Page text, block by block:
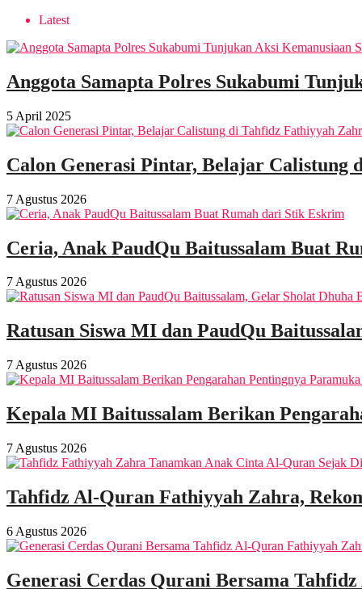
Latest
Anggota Samapta Polres Sukabumi
5 April 2025
Calon Generasi Pintar, Belajar Calistung
7 Agustus 2026
Ceria, Anak PaudQu Baitussalam Buat
7 Agustus 2026
Ratusan Siswa MI dan PaudQu
7 Agustus 2026
Kepala MI Baitussalam Berikan
7 Agustus 2026
Tahfidz Al-Quran Fathiyyah Zahra,
6 Agustus 2026
Generasi Cerdas Qurani Bersama